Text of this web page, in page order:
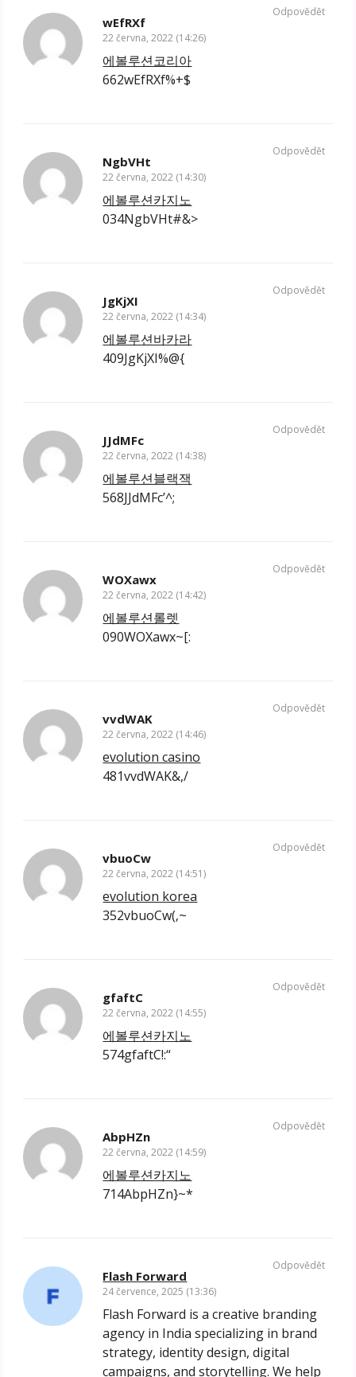
wEfRXf
22 června, 2022 (14:26)
에볼루션코리아
662wEfRXf%+$
Odpovědět
NgbVHt
22 června, 2022 (14:30)
에볼루션카지노
034NgbVHt#&>
Odpovědět
JgKjXI
22 června, 2022 (14:34)
에볼루션바카라
409JgKjXI%@{
Odpovědět
JJdMFc
22 června, 2022 (14:38)
에볼루션블랙잭
568JJdMFc’^;
Odpovědět
WOXawx
22 června, 2022 (14:42)
에볼루션롤렛
090WOXawx~[:
Odpovědět
vvdWAK
22 června, 2022 (14:46)
evolution casino
481vvdWAK&,/
Odpovědět
vbuoCw
22 června, 2022 (14:51)
evolution korea
352vbuoCw(‚~
Odpovědět
gfaftC
22 června, 2022 (14:55)
에볼루션카지노
574gfaftC!:“
Odpovědět
AbpHZn
22 června, 2022 (14:59)
에볼루션카지노
714AbpHZn}~*
Odpovědět
Flash Forward
24 července, 2025 (13:36)
Flash Forward is a creative branding
agency in India specializing in brand
strategy, identity design, digital
campaigns, and storytelling. We help
Odpovědět